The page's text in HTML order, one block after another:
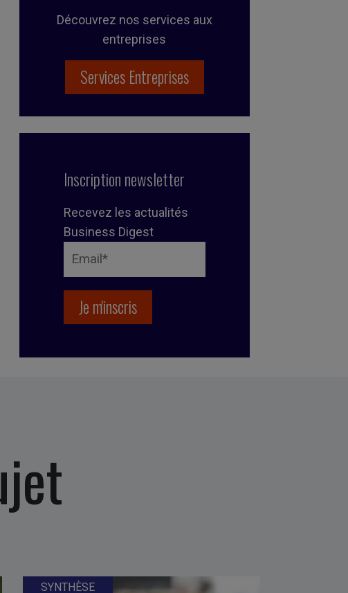
Découvrez nos services aux
entreprises
Services Entreprises
Inscription newsletter
Recevez les actualités
Business Digest
SYNTHÈSE